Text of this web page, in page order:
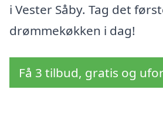
i Vester Såby. Tag det
drømmekøkken i dag!
Få 3 tilbud, gratis og